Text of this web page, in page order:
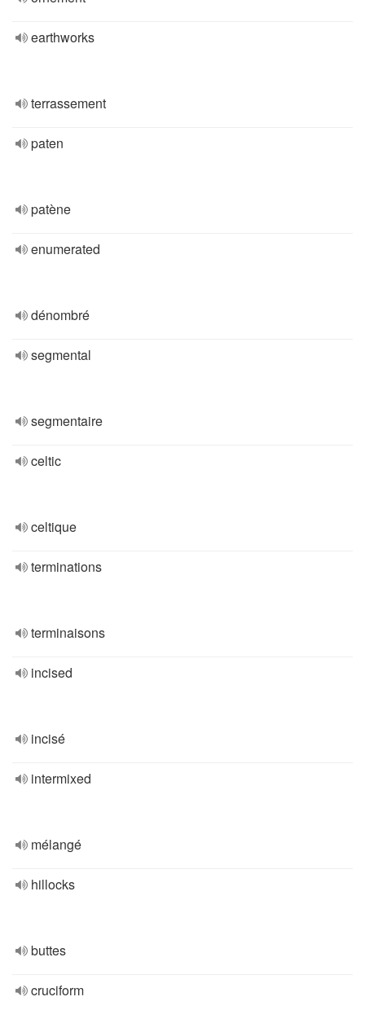
earthworks
terrassement
paten
patène
enumerated
dénombré
segmental
segmentaire
celtic
celtique
terminations
terminaisons
incised
incisé
intermixed
mélangé
hillocks
buttes
cruciform